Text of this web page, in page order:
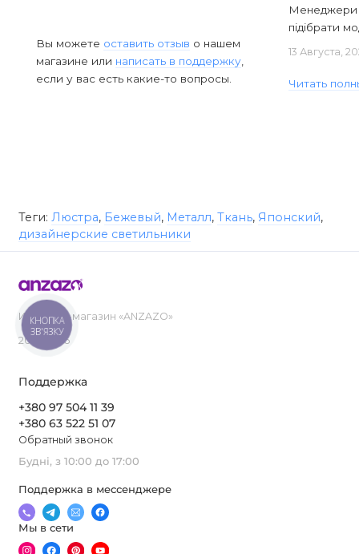
Вы можете оставить отзыв о нашем
магазине или написать в поддержку
если у вас есть какие-то вопросы.
Менеджери
підібрати
13 Августа,
Читать
Теги: Люстра, Бежевый, Металл, Ткань, Японский,
дизайнерские светильники
Интернет-магазин «ANZAZO»
2019-2026
Поддержка
+380 97 504 11 39
+380 63 522 51 07
Обратный звонок
Будні, з 10:00 до 17:00
Поддержка в мессенджере
Мы в сети
КНОПКА
ЗВ'ЯЗКУ